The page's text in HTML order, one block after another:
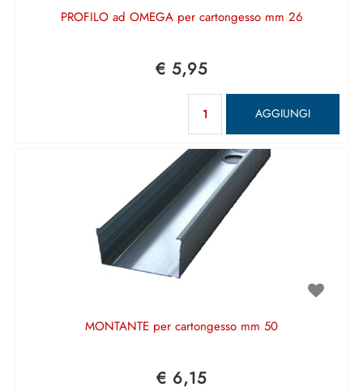
PROFILO ad OMEGA per cartongesso mm 26
€ 5,95
AGGIUNGI
MONTANTE per cartongesso mm 50
€ 6,15